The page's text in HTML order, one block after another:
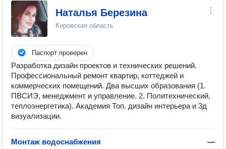
Наталья Березина
Кировская область
Паспорт проверен
Разработка дизайн проектов и технических решений.
Профессиональный ремонт квартир, коттеджей и
коммерческих помещений. Два высших образования (1.
ПВСИЭ, менеджмент и управление. 2. Политехнический,
теплоэнергетика). Академия Топ. дизайн интерьера и 3д
визуализации.
Монтаж водоснабжения —